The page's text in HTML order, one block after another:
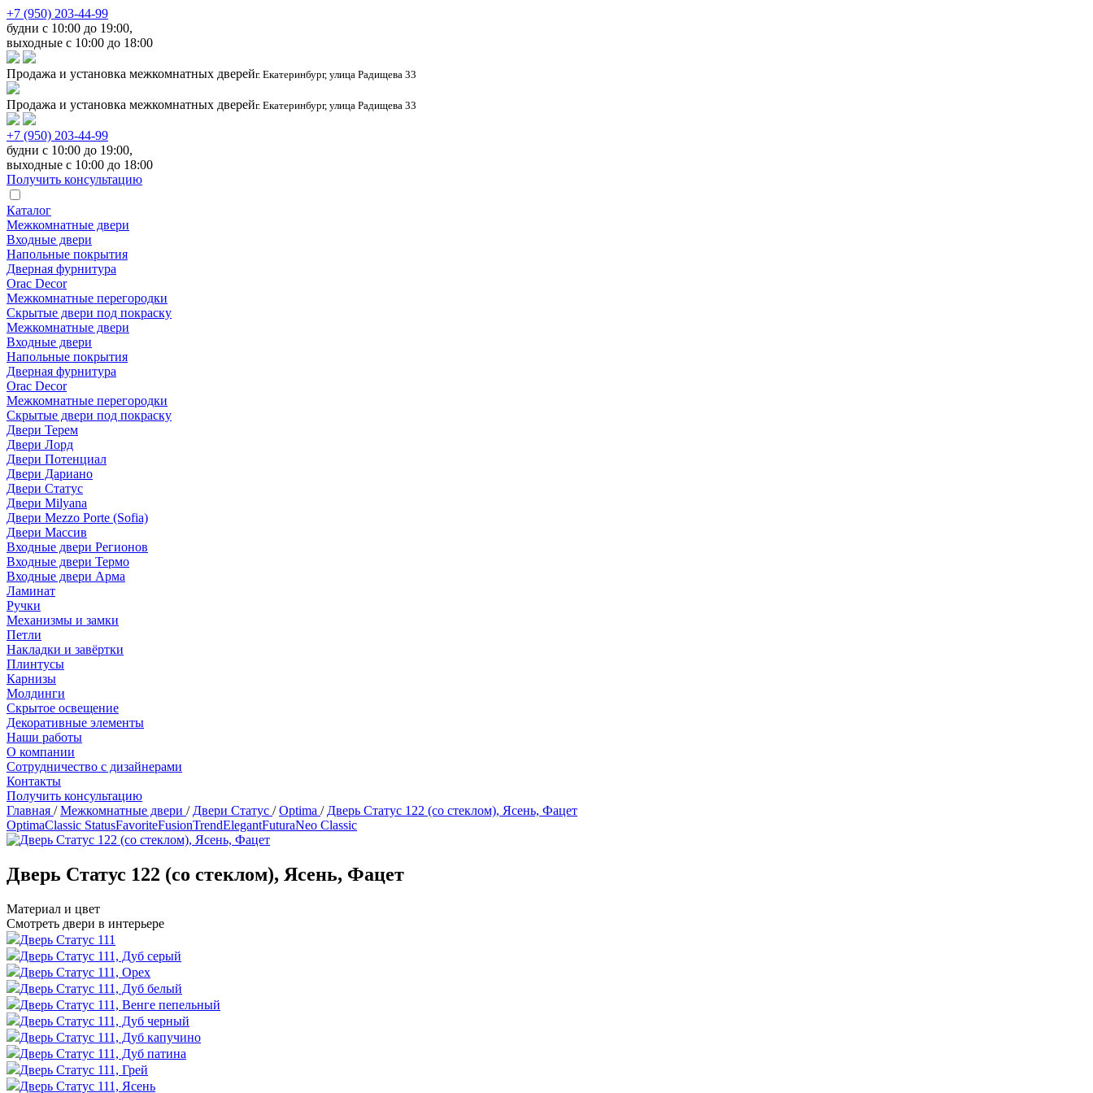
+7 (950) 203-44-99
будни с 10:00 до 19:00,
выходные с 10:00 до 18:00
Продажа и установка межкомнатных дверейг. Екатеринбург, улица Радищева 33
Продажа и установка межкомнатных дверейг. Екатеринбург, улица Радищева 33
+7 (950) 203-44-99
будни с 10:00 до 19:00,
выходные с 10:00 до 18:00
Получить консультацию
Каталог
Межкомнатные двери
Входные двери
Напольные покрытия
Дверная фурнитура
Orac Decor
Межкомнатные перегородки
Скрытые двери под покраскy
Межкомнатные двери
Входные двери
Напольные покрытия
Дверная фурнитура
Orac Decor
Межкомнатные перегородки
Скрытые двери под покраскy
Двери Терем
Двери Лорд
Двери Потенциал
Двери Дариано
Двери Статус
Двери Milyana
Двери Mezzo Porte (Sofia)
Двери Массив
Входные двери Регионов
Входные двери Термо
Входные двери Арма
Ламинат
Ручки
Механизмы и замки
Петли
Накладки и завёртки
Плинтусы
Карнизы
Молдинги
Скрытое освещение
Декоративные элементы
Наши работы
О компании
Сотрудничество с дизайнерами
Контакты
Получить консультацию
Главная /Межкомнатные двери / Двери Статус /Optima / Дверь Статус 122 (со стеклом), Ясень, Фацет
OptimaClassic StatusFavoriteFusionTrendElegantFuturaNeo Classic
Дверь Статус 122 (со стеклом), Ясень, Фацет
Материал и цвет
Смотреть двери в интерьере
Дверь Статус 111
Дверь Статус 111, Дуб серый
Дверь Статус 111, Орех
Дверь Статус 111, Дуб белый
Дверь Статус 111, Венге пепельный
Дверь Статус 111, Дуб черный
Дверь Статус 111, Дуб капучино
Дверь Статус 111, Дуб патина
Дверь Статус 111, Грей
Дверь Статус 111, Ясень